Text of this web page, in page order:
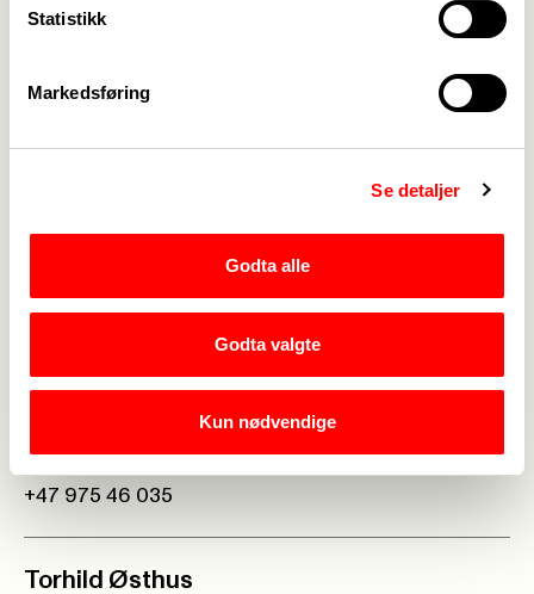
Statistikk
Markedsføring
Se detaljer
Godta alle
Godta valgte
Kun nødvendige
Jann Roar Kvalsund
jrkvalsund@gmail.com
+47 475 09 551
Elin Asbjørnsen
+47 975 46 035
Torhild Østhus